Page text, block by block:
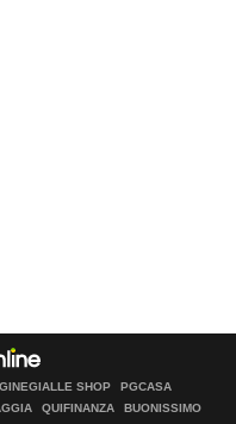
SHOP
PGCASA
QUIFINANZA
BUONISSIMO